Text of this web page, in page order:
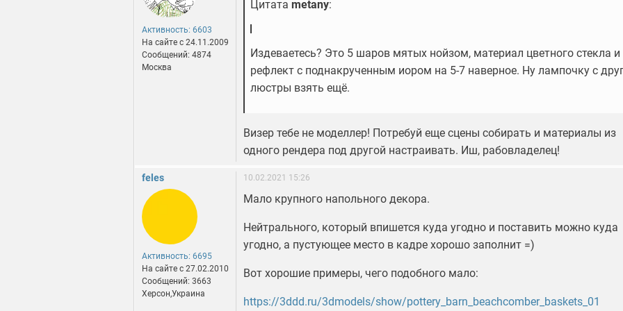
Активность: 6603
На сайте c 24.11.2009
Сообщений: 4874
Москва
Цитата metany:
Издеваетесь? Это 5 шаров мятых нойзом, материал цветного стекла и
рефлект с поднакрученным иором на 5-7 наверное. Ну лампочку с
люстры взять ещё.
Визер тебе не моделлер! Потребуй еще сцены собирать и материалы из
одного рендера под другой настраивать. Иш, рабовладелец!
feles
Активность: 6695
На сайте c 27.02.2010
Сообщений: 3663
Херсон,Украина
10.02.2021 15:26
Мало крупного напольного декора.
Нейтрального, который впишется куда угодно и поставить можно куда
угодно, а пустующее место в кадре хорошо заполнит =)
Вот хорошие примеры, чего подобного мало:
https://3ddd.ru/3dmodels/show/pottery_barn_beachcomber_baskets_01